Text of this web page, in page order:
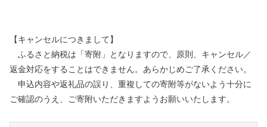
【キャンセルにつきまして】
ふるさと納税は「寄附」となりますので、原則、キャンセル／
返金対応をすることはできません。あらかじめご了承ください。
申込内容や返礼品の誤り、重複しての寄附等がないよう十分に
ご確認のうえ、ご寄附いただきますようお願いいたします。